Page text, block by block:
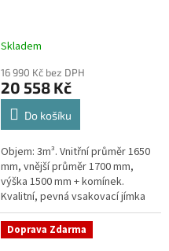
Skladem
16 990 Kč bez DPH
20 558 Kč
Do košíku
Objem: 3m³. Vnitřní průměr 1650
mm, vnější průměr 1700 mm,
výška 1500 mm + komínek.
Kvalitní, pevná vsakovací jímka
(nádrž) bez potřeby
obetonování Průměr přítoku a
odtoku +...
Doprava Zdarma